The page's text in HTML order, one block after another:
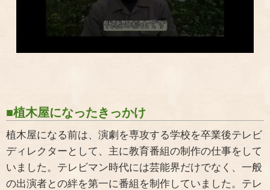
■植木屋になったきっかけ
植木屋になる前は、演劇を専攻する学校を卒業後テレビ
ディレクターとして、主に教育番組の制作の仕事をして
いました。テレビマン時代には芸能界だけでなく、一般
の出演者との絆を第一に番組を制作していました。テレ